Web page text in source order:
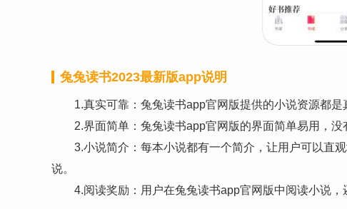
兔兔读书2023最新版app说明
1.真实可靠：兔兔读书app官网版提供的小说资源都
2.界面简单：兔兔读书app官网版的界面简单易用，没
3.小说简介：每本小说都有一个简介，让用户可以直
说。
4.阅读奖励：用户在兔兔读书app官网版中阅读小说